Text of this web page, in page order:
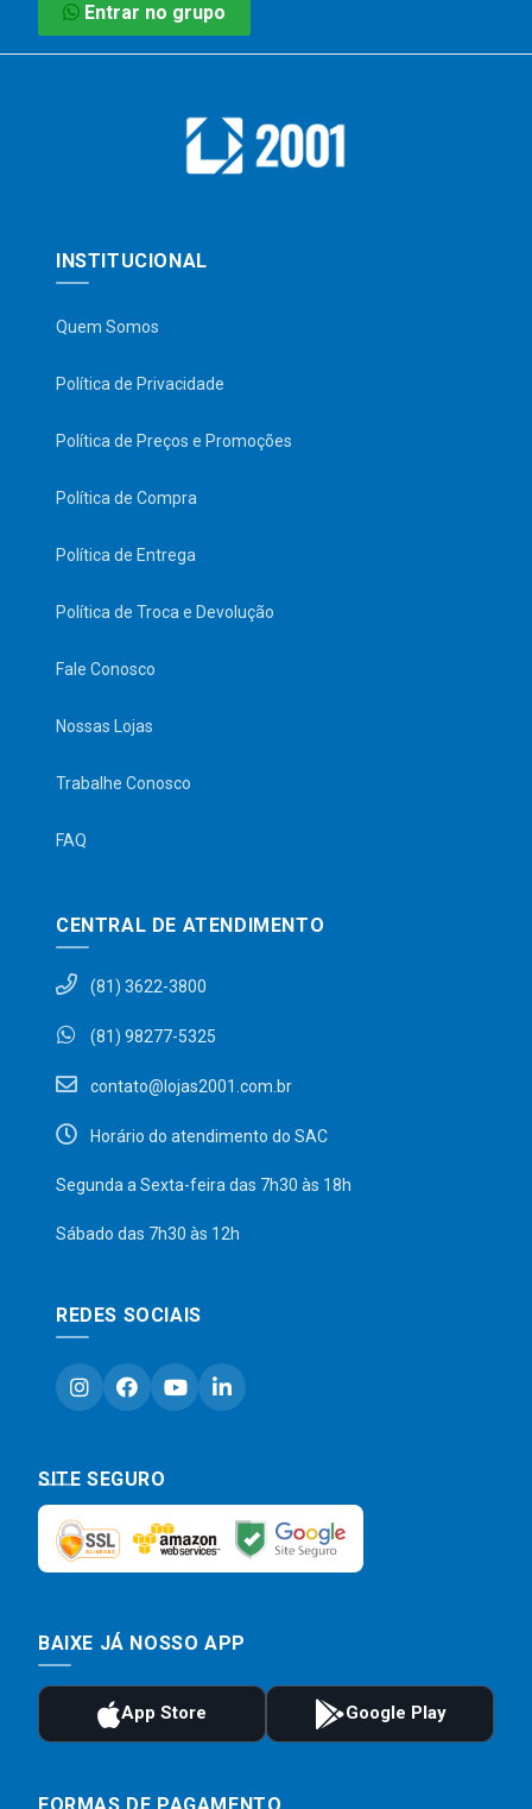
Entrar no grupo
INSTITUCIONAL
Quem Somos
Política de Privacidade
Política de Preços e Promoções
Política de Compra
Política de Entrega
Política de Troca e Devolução
Fale Conosco
Nossas Lojas
Trabalhe Conosco
FAQ
CENTRAL DE ATENDIMENTO
(81) 3622-3800
(81) 98277-5325
contato@lojas2001.com.br
Horário do atendimento do SAC
Segunda a Sexta-feira das 7h30 às 18h
Sábado das 7h30 às 12h
REDES SOCIAIS
SITE SEGURO
BAIXE JÁ NOSSO APP